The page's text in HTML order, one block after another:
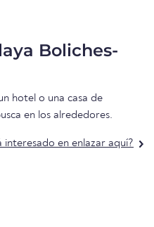
Boliches-
hotel o una casa de
en los alrededores.
interesado en enlazar aquí?